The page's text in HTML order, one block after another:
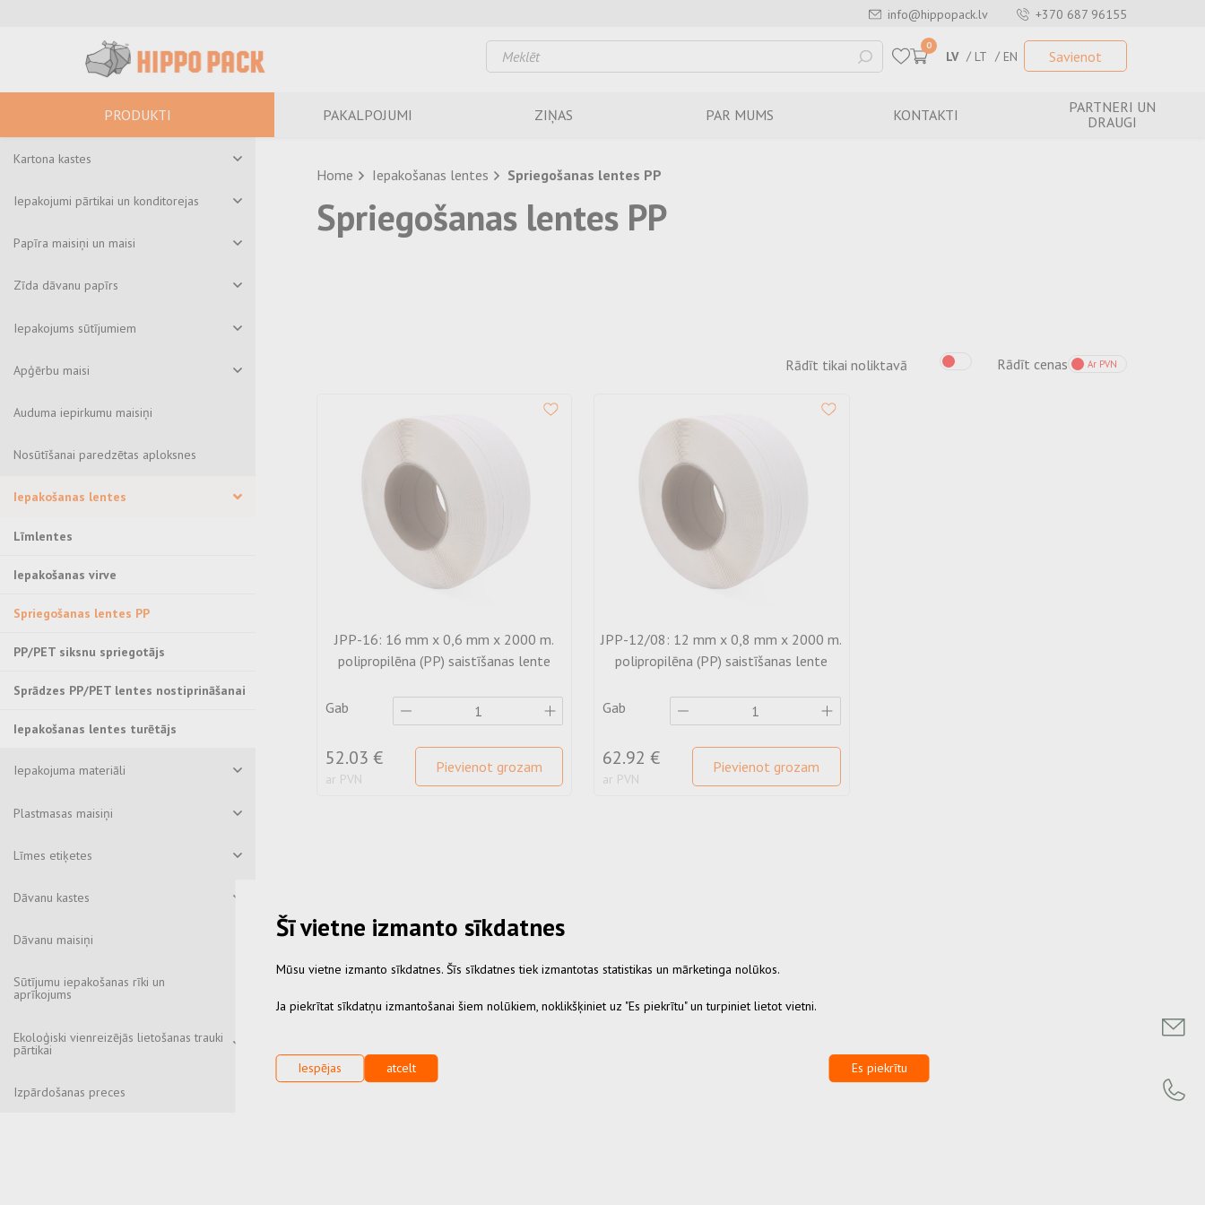
info@hippopack.lv +370 687 96155
0
LV LT EN Savienot
PRODUKTI PAKALPOJUMI ZIŅAS PAR MUMS KONTAKTI
PARTNERI UN
DRAUGI
Kartona kastes
Iepakojumi pārtikai un konditorejas
Papīra maisiņi un maisi
Zīda dāvanu papīrs
Iepakojums sūtījumiem
Apģērbu maisi
Auduma iepirkumu maisiņi
Nosūtīšanai paredzētas aploksnes
Iepakošanas lentes
Līmlentes
Iepakošanas virve
Spriegošanas lentes PP
PP/PET siksnu spriegotājs
Sprādzes PP/PET lentes nostiprināšanai
Iepakošanas lentes turētājs
Iepakojuma materiāli
Plastmasas maisiņi
Līmes etiķetes
Dāvanu kastes
Dāvanu maisiņi
Sūtījumu iepakošanas rīki un
aprīkojums
Ekoloģiski vienreizējās lietošanas trauki
pārtikai
Izpārdošanas preces
Home Iepakošanas lentes Spriegošanas lentes PP
Spriegošanas lentes PP
Rādīt tikai noliktavā Rādīt cenas Ar PVN
JPP-16: 16 mm x 0,6 mm x 2000 m.
polipropilēna (PP) saistīšanas lente
Gab
52.03 €
ar PVN
Pievienot grozam
JPP-12/08: 12 mm x 0,8 mm x 2000 m.
polipropilēna (PP) saistīšanas lente
Gab
62.92 €
ar PVN
Pievienot grozam
Šī vietne izmanto sīkdatnes
Mūsu vietne izmanto sīkdatnes. Šīs sīkdatnes tiek izmantotas statistikas un mārketinga nolūkos.
Ja piekrītat sīkdatņu izmantošanai šiem nolūkiem, noklikšķiniet uz "Es piekrītu" un turpiniet lietot vietni.
Iespējas atcelt Es piekrītu